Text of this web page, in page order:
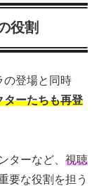
役割
の登場と同時
ターたちも再登
ターなど、 視聴
要な役割を担う